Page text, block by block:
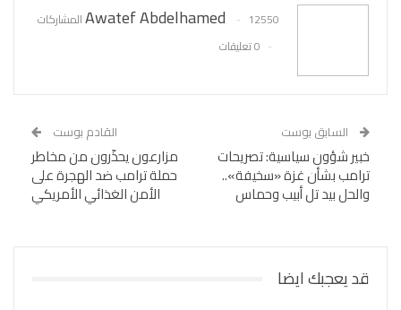
Awatef Abdelhamed
12550 المشاركات
0 تعليقات
السابق بوست
خبير شؤون سياسية: تصريحات
ترامب بشأن غزة «سخيفة»..
والحل بيد تل أبيب وحماس
القادم بوست
مزارعون يحذّرون من مخاطر
حملة ترامب ضد الهجرة على
الأمن الغذائي الأمريكي
قد يعجبك ايضا